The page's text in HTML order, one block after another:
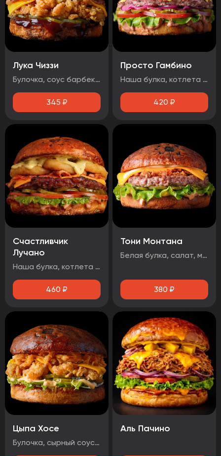
Лука Чиззи
Булочка, соус барбекю , огурец маринованный, луковые кольца, бекон, сыр чеддер, фирменная курочка в панировке
345 ₽
Просто Гамбино
Наша булка, котлета говяжья, помидор, лист салата, огурец маринованный, лук маринованный, соус барбекю, соус медово-горчичный.
420 ₽
Счастливчик
Лучано
Наша булка, котлета говяжья, бекон, сыр чеддер, помидор, огурец маринованный, лист салата, луковые кольца, соус барбекю.
460 ₽
Тони Монтана
Белая булка, салат, маринованные огурцы, говядина, чеддер, фритюрный лук, два фирменных соуса
380 ₽
Цыпа Хосе
Булочка, сырный соус, маринованный огурец, айсберг, сыр чеддер, стрипсы
Аль Пачино